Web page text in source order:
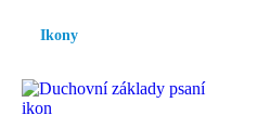
Ikony